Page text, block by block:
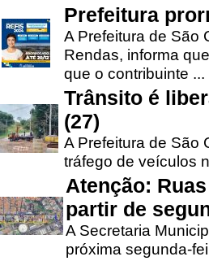
Prefeitura
A Prefeitura de São
Rendas, informa
que o contribuinte ...
Trânsito é
(27)
A Prefeitura de São
tráfego de veículos
Atenção:
partir de
A Secretaria
próxima segunda-